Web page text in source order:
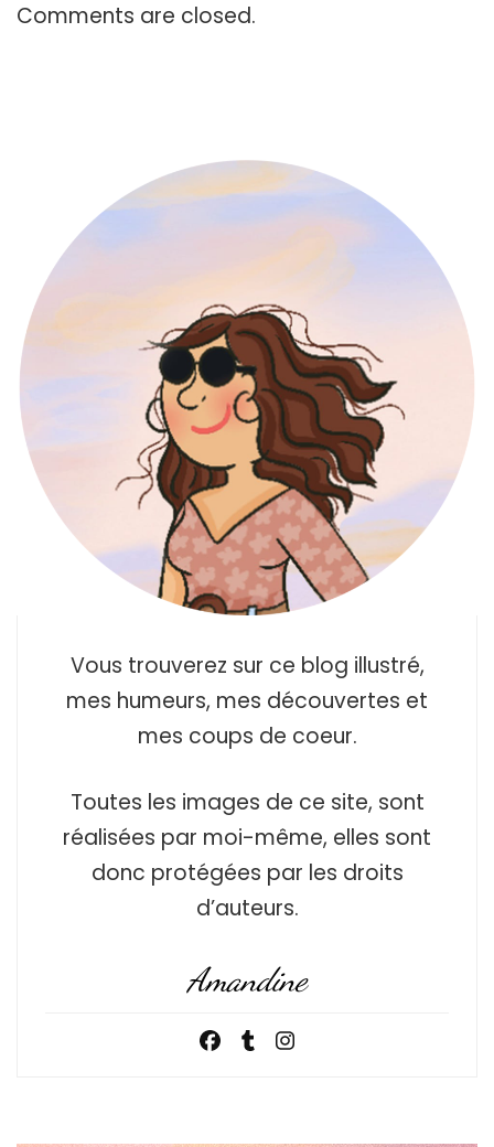
Comments are closed.
Vous trouverez sur ce blog illustré,
mes humeurs, mes découvertes et
mes coups de coeur.
Toutes les images de ce site, sont
réalisées par moi-même, elles sont
donc protégées par les droits
d’auteurs.
Amandine